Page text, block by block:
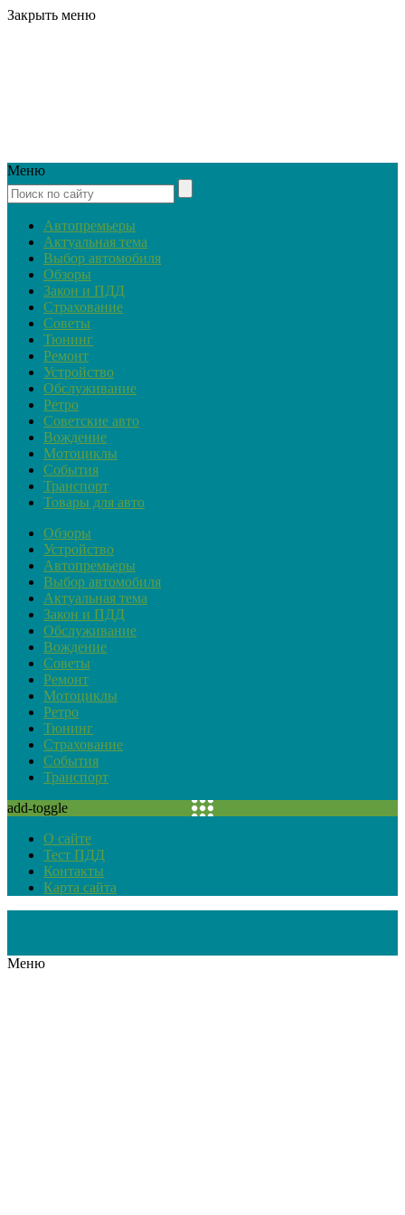
Закрыть меню
Меню
Автопремьеры
Актуальная тема
Выбор автомобиля
Обзоры
Закон и ПДД
Страхование
Советы
Тюнинг
Ремонт
Устройство
Обслуживание
Ретро
Советские авто
Вождение
Мотоциклы
События
Транспорт
Товары для авто
Обзоры
Устройство
Автопремьеры
Выбор автомобиля
Актуальная тема
Закон и ПДД
Обслуживание
Вождение
Советы
Ремонт
Мотоциклы
Ретро
Тюнинг
Страхование
События
Транспорт
add-toggle
О сайте
Тест ПДД
Контакты
Карта сайта
Меню